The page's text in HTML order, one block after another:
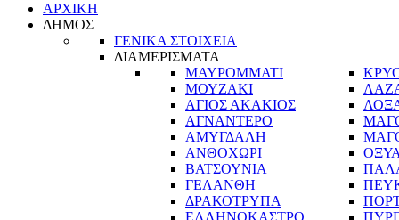
ΑΡΧΙΚΗ
ΔΗΜΟΣ
ΓΕΝΙΚΑ ΣΤΟΙΧΕΙΑ
ΔΙΑΜΕΡΙΣΜΑΤΑ
ΜΑΥΡΟΜΜΑΤΙ
ΜΟΥΖΑΚΙ
ΑΓΙΟΣ ΑΚΑΚΙΟΣ
ΑΓΝΑΝΤΕΡΟ
ΑΜΥΓΔΑΛΗ
ΑΝΘΟΧΩΡΙ
ΒΑΤΣΟΥΝΙΑ
ΓΕΛΑΝΘΗ
ΔΡΑΚΟΤΡΥΠΑ
ΕΛΛΗΝΟΚΑΣΤΡΟ